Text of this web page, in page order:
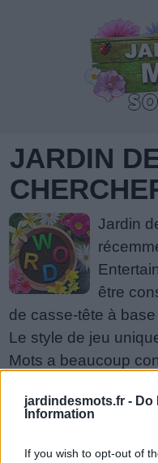
jardindesmots.fr - Do
Information
If you wish to opt-out of
JARDIN
Jardin
être
de casse-tête à
Le style de jeu
Mots a beaucoup
vous plaît soutenir
que développeur
plus joueur signifie